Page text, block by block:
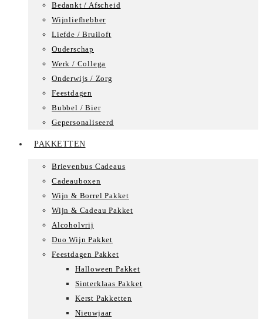
Bedankt / Afscheid
Wijnliefhebber
Liefde / Bruiloft
Ouderschap
Werk / Collega
Onderwijs / Zorg
Feestdagen
Bubbel / Bier
Gepersonaliseerd
PAKKETTEN
Brievenbus Cadeaus
Cadeauboxen
Wijn & Borrel Pakket
Wijn & Cadeau Pakket
Alcoholvrij
Duo Wijn Pakket
Feestdagen Pakket
Halloween Pakket
Sinterklaas Pakket
Kerst Pakketten
Nieuwjaar